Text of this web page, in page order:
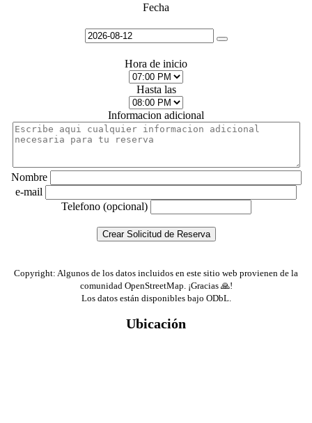
Fecha
Hora de inicio
Hasta las
Informacion adicional
Nombre
e-mail
Telefono (opcional)
Copyright: Algunos de los datos incluidos en este sitio web provienen de la
comunidad OpenStreetMap. ¡Gracias 🙏!
Los datos están disponibles bajo ODbL.
Ubicación